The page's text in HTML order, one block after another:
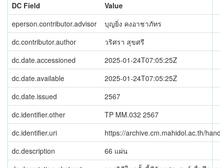
DC Field
Value
eperson.contributor.advisor
บุญยิ่ง คงอาชาภัทร
dc.contributor.author
วริศรา สุขศรี
dc.date.accessioned
2025-01-24T07:05:25Z
dc.date.available
2025-01-24T07:05:25Z
dc.date.issued
2567
dc.identifier.other
TP MM.032 2567
dc.identifier.uri
https://archive.cm.mahidol.ac.th/
dc.description
66 แผ่น